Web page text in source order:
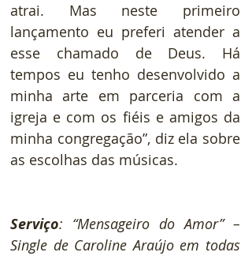
atrai. Mas neste primeiro
lançamento eu preferi atender a
esse chamado de Deus. Há
tempos eu tenho desenvolvido a
minha arte em parceria com a
igreja e com os fiéis e amigos da
minha congregação”, diz ela sobre
as escolhas das músicas.
Serviço: “Mensageiro do Amor” –
Single de Caroline Araújo em todas